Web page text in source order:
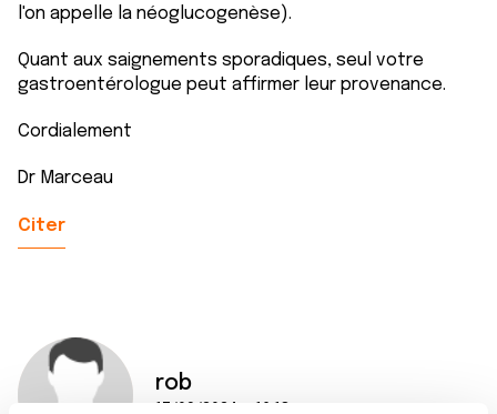
l'on appelle la néoglucogenèse).
Quant aux saignements sporadiques, seul votre
gastroentérologue peut affirmer leur provenance.
Cordialement
Dr Marceau
Citer
rob